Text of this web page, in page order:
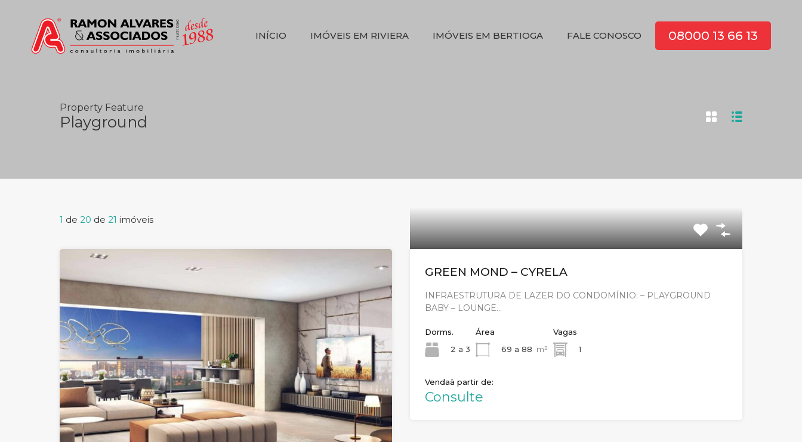
08000 13 66 13
INÍCIO IMÓVEIS EM RIVIERA IMÓVEIS EM BERTIOGA FALE CONOSCO 08000 13 66 13
Property Feature
Playground
1 de 20 de 21 imóveis
GREEN MOND – CYRELA
INFRAESTRUTURA DE LAZER DO CONDOMÍNIO: – PLAYGROUND
BABY – LOUNGE…
Dorms.
2 a 3
Área
69 a 88 m²
Vagas
1
Venda
Consulte